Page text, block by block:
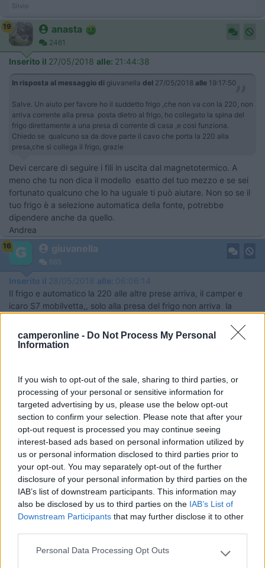
camperonline - Do Not Process My Personal
Information
If you wish to opt-out of the sale, sharing to third parties, or
processing of your personal or sensitive information for
targeted advertising by us, please use the below opt-out
section to confirm your selection. Please note that after your
opt-out request is processed you may continue seeing
interest-based ads based on personal information utilized by
us or personal information disclosed to third parties prior to
your opt-out. You may separately opt-out of the further
disclosure of your personal information by third parties on the
IAB’s list of downstream participants. This information may
also be disclosed by us to third parties on the IAB’s List of
Downstream Participants that may further disclose it to other
Please note that this website/app uses one or more Google
Personal Data Processing Opt Outs
Silvio
19 anasta
2461
Inserito il 27/05/2018 alle: 21:44:38
In risposta al messaggio di giuvanella del 27/05/2018 alle 19:17:50
Salve. Un aiuto per favore ho il suddetto frigo ,che non va con la 220, non
arriva corrente alla presa posta dietro al frigo, ho collegato la spina del
frigo direttamente a una presa di corrente di casa ,e cosi funziona.
Chiedo se qualcuno sa da dove parte il cavo che porta la 220 alla
presa,che si collega il frigo, grazie
Devi cercare di seguire i fili in uscita dal magnetotermico. A
meno che tu non dica il modello esatto del tuo mezzo e se sei
fortunato qualcuno che lo ha uguale ti può aiutare. Non so se il
tuo frigo è a selezione automatica della fonte, potrebbe
dipendere anche da quello.
Andrea
16 giuvanella
685
Inserito il 28/05/2018 alle: 06:06:14
Il frigo e automatico la 220 alle altre prese arriva, il camper e
icaro S7 mobilvetta,, solo alla presa del frigo non arriva la
capisco da dove parte,
Inserito il28/05/2018 alle:08:14:41
In risposta al messaggio di giuvanelladel28/05/2018alle06:06:14
Il frigo e automatico la 220 alle altre prese arriva, il camper e icaro S7
mobilvetta,, solo alla presa del frigo non arriva la 220,,siccome il cavo
che e collegato alla presa e incassato non capisco da dove parte,
in teoria, tutti i cavi, partono dal magnetotermico
Silvio